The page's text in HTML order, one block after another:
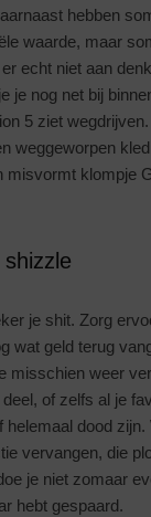
hebben
waarde, maar
echt niet aan
je nog net bij
5 ziet
weggeworpen
misvormt klompje
je shit. Zorg
wat geld terug
misschien weer
of zelfs al je
helemaal dood zijn.
vervangen, die
je niet zomaar
hebt gespaard.